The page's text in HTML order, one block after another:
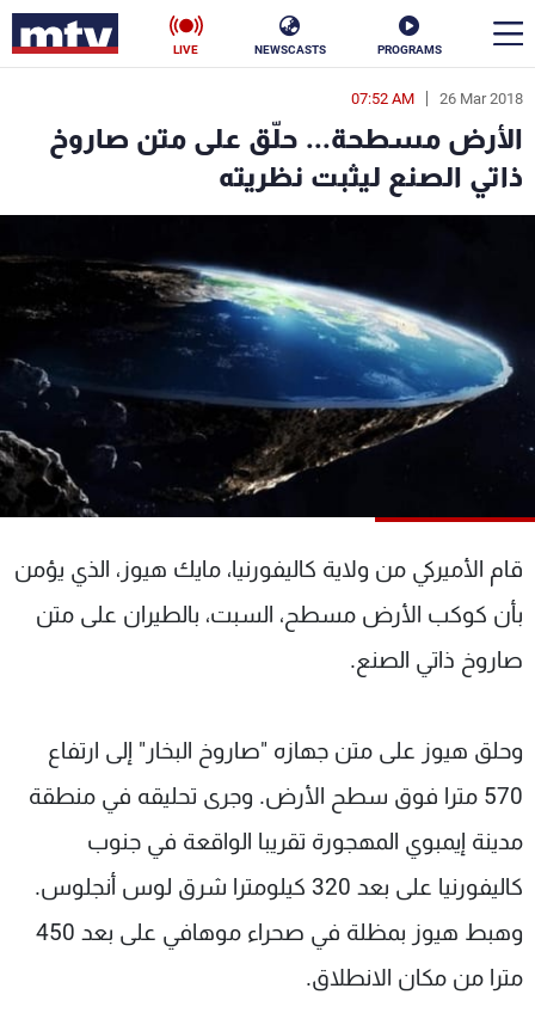
PROGRAMS
NEWSCASTS
LIVE
26 Mar 2018
07:52 AM
الأرض مسطحة... حلّق على متن صاروخ
ذاتي الصنع ليثبت نظريته
قام الأميركي من ولاية كاليفورنيا، مايك هيوز، الذي يؤمن
بأن كوكب الأرض مسطح، السبت، بالطيران على متن
صاروخ ذاتي الصنع.
وحلق هيوز على متن جهازه "صاروخ البخار" إلى ارتفاع
570 مترا فوق سطح الأرض. وجرى تحليقه في منطقة
مدينة إيمبوي المهجورة تقريبا الواقعة في جنوب
كاليفورنيا على بعد 320 كيلومترا شرق لوس أنجلوس.
وهبط هيوز بمظلة في صحراء موهافي على بعد 450
مترا من مكان الانطلاق.
en
الأخبار
سياسة ناس
فن
منوعات رياضة
كأس العالم
جدول البرامج
شاهد البرامج
الترددات
عن MTV
سياسة الخصوصية